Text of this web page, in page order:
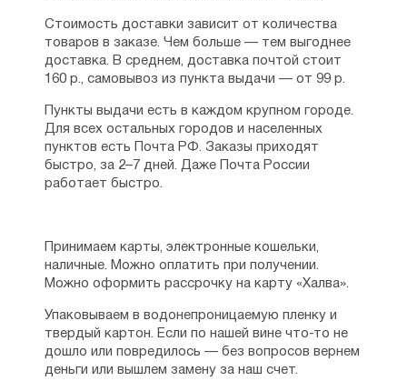
Стоимость доставки зависит от количества
товаров в заказе. Чем больше — тем выгоднее
доставка. В среднем, доставка почтой стоит
160 р., самовывоз из пункта выдачи — от 99 р.
Пункты выдачи есть в каждом крупном городе.
Для всех остальных городов и населенных
пунктов есть Почта РФ. Заказы приходят
быстро, за 2–7 дней. Даже Почта России
работает быстро.
Принимаем карты, электронные кошельки,
наличные. Можно оплатить при получении.
Можно оформить рассрочку на карту «Халва».
Упаковываем в водонепроницаемую пленку и
твердый картон. Если по нашей вине что-то не
дошло или повредилось — без вопросов вернем
деньги или вышлем замену за наш счет.